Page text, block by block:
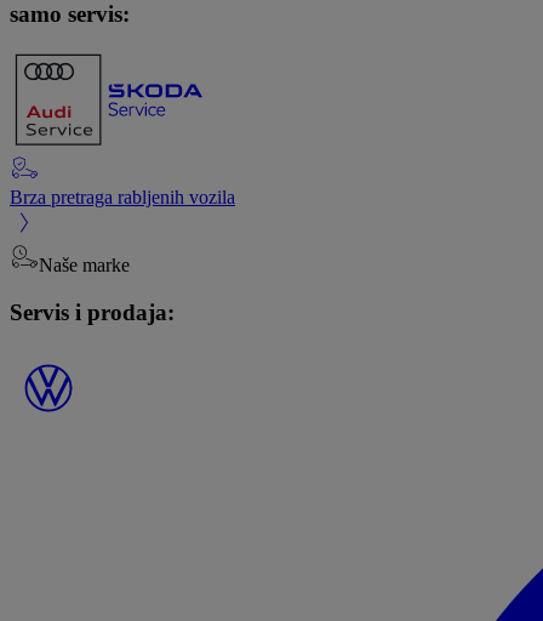
samo servis:
Brza pretraga rabljenih vozila
Naše marke
Servis i prodaja: